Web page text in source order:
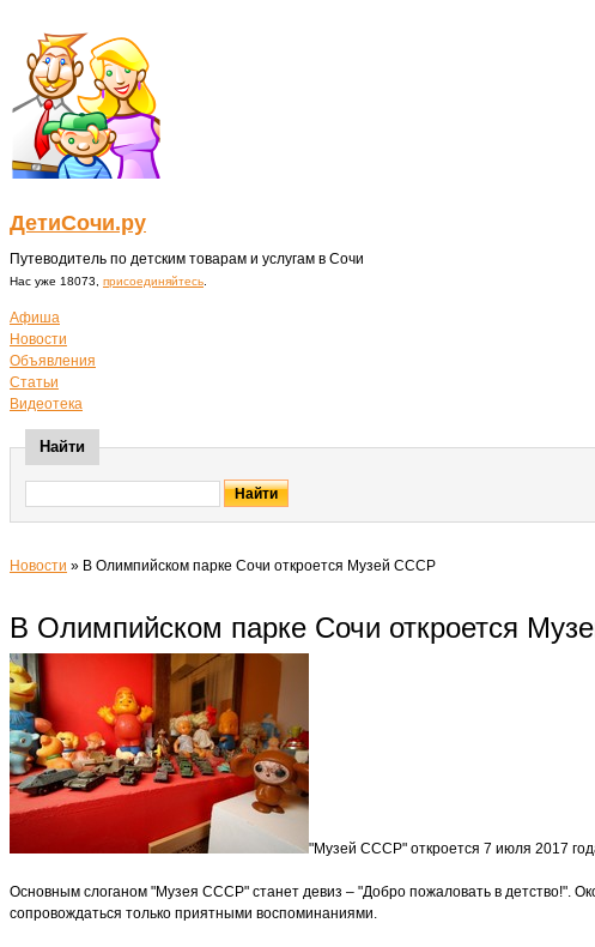
ДетиСочи.ру
Путеводитель по детским товарам и услугам в Сочи
Нас уже 18073, присоединяйтесь
Афиша
Новости
Объявления
Статьи
Видеотека
Найти
Новости » В Олимпийском парке Сочи откроется Музей СССР
В Олимпийском парке Сочи откроется
"Музей СССР" откроется 7 июля 2017
Основным слоганом "Музея СССР" станет девиз – "Добро пожаловать в детство!".
сопровождаться только приятными воспоминаниями.